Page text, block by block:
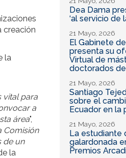
creación
la
vital para
a
área",
Comisión
de un
la
Dea Dama
‘al servicio de
21 Mayo, 2026
El Gabinete
presenta su
Virtual de
doctorados
21 Mayo, 2026
Santiago
sobre el
Ecuador en la
21 Mayo, 2026
La estudiante
galardonada
Premios